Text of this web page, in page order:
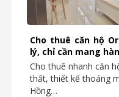
Cho thuê căn hộ
lý, chỉ cần mang
Cho thuê nhanh căn
thất, thiết kế thoáng
Hồng…